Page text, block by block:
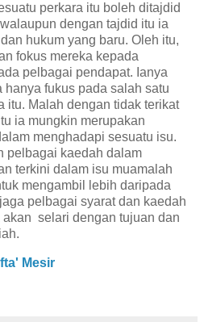
perkara itu boleh ditajdid
dengan tajdid itu ia
hukum yang baru. Oleh itu,
fokus mereka kepada
pelbagai pendapat. Ianya
fukus pada salah satu
itu. Malah dengan tidak terikat
ia mungkin merupakan
menghadapi sesuatu isu.
pelbagai kaedah dalam
terkini dalam isu muamalah
mengambil lebih daripada
pelbagai syarat dan kaedah
selari dengan tujuan dan
Mesir